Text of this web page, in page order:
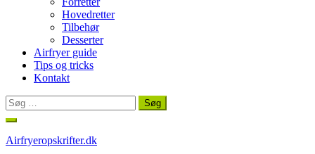
Hovedretter
Tilbehør
Desserter
Airfryer guide
Tips og tricks
Kontakt
Søg
efter:
Spring
indhold
Airfryeropskrifter.dk